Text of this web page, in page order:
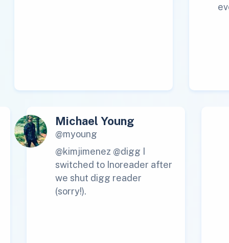
Michael Young
@myoung
@kimjimenez @digg I
switched to Inoreader after
we shut digg reader
(sorry!).